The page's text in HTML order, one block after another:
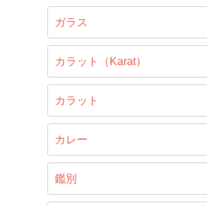
ガラス
カラット（Karat）
カラット
カレー
鑑別